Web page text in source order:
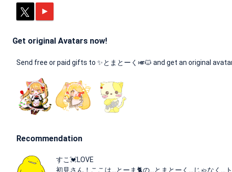
Get original Avatars now!
Send free or paid gifts to ✨とまとーく🎺🐱 and get an original
Recommendation
すこ💓LOVE
初見さん！ここは…とーま🐈の…とまとーく…じゃなく…